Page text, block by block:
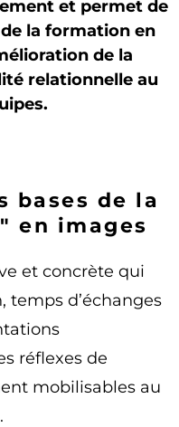
et permet de
la formation en
de la
relationnelle au
bases de la
en images
et concrète qui
temps d’échanges
réflexes de
mobilisables au